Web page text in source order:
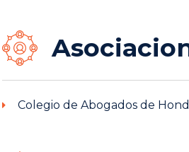
Colegio de Abogados de